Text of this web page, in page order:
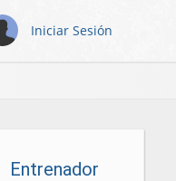
Iniciar Sesión
Entrenador